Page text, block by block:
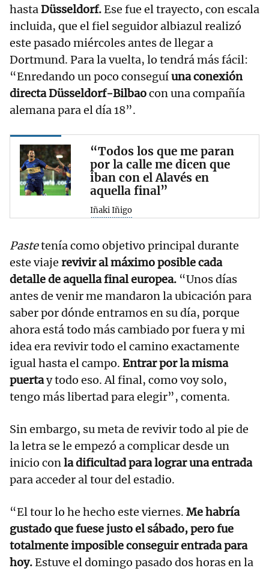
hastaDüsseldorf.Ese fue el trayecto, con escala
incluida, que el fiel seguidor albiazul realizó
este pasado miércoles antes de llegar a
Dortmund. Para la vuelta, lo tendrá más fácil:
“Enredando un poco conseguíuna conexión
directa Düsseldorf-Bilbaocon una compañía
alemana para el día 18”.
“Todos los que me paran
por la calle me dicen que
iban con el Alavés en
aquella final”
Iñaki Iñigo
Pastetenía como objetivo principal durante
este viaje revivir al máximo posible cada
detalle de aquella final europea. “Unos días
antes de venir me mandaron la ubicación para
saber por dónde entramos en su día, porque
ahora está todo más cambiado por fuera y mi
idea era revivir todo el camino exactamente
igual hasta el campo. Entrar por la misma
puertay todo eso. Al final, como voy solo,
tengo más libertad para elegir”, comenta.
Sin embargo, su meta de revivir todo al pie de
la letra se le empezó a complicar desde un
inicio conla dificultad para lograr una entrada
para acceder al tour del estadio.
“El tour lo he hecho este viernes. Me habría
gustado que fuese justo el sábado, pero fue
totalmente imposible conseguir entrada para
hoy.Estuve el domingo pasado dos horas en la